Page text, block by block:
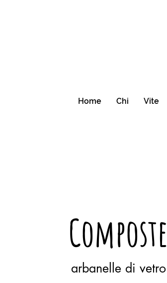
Home Chi Vite
Composte
arbanelle di vetro